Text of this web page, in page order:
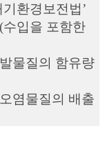
환경보전법’
입을 포함한
물질의 함유량
염물질의 배출